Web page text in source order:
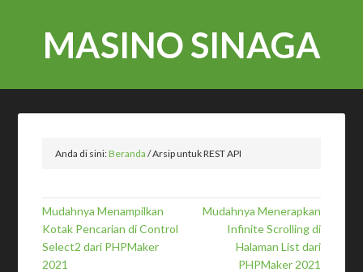
MASINO SINAGA
Anda di sini:Beranda /Arsip untuk REST API
Mudahnya Menampilkan
Kotak Pencarian di Control
Select2 dari PHPMaker
2021
Mudahnya Menerapkan
Infinite Scrolling di
Halaman List dari
PHPMaker 2021